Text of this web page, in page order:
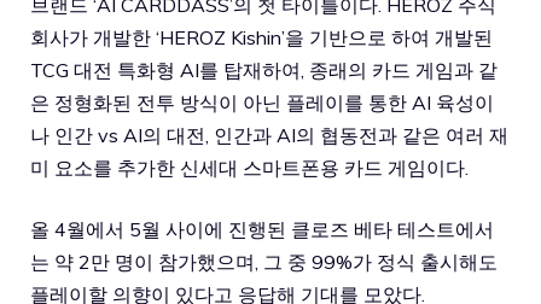
회사가 개발한 ‘HEROZ Kishin’을 기반으로 하여 개발된
TCG 대전 특화형 AI를 탑재하여, 종래의 카드 게임과 같
은 정형화된 전투 방식이 아닌 플레이를 통한 AI 육성이
나 인간 vs AI의 대전, 인간과 AI의 협동전과 같은 여러 재
미 요소를 추가한 신세대 스마트폰용 카드 게임이다.
올 4월에서 5월 사이에 진행된 클로즈 베타 테스트에서
는 약 2만 명이 참가했으며, 그 중 99%가 정식 출시해도
플레이할 의향이 있다고 응답해 기대를 모았다.